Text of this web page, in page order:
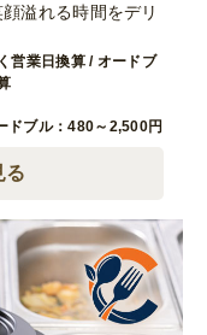
溢れる時間をデリ
営業日換算 / オードブ
ドブル：480～2,500円
る